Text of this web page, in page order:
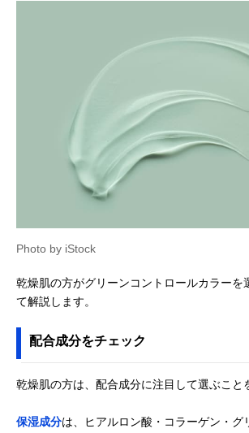
Photo by iStock
乾燥肌の方がグリーンコントロールカラーを
て解説します。
配合成分をチェック
乾燥肌の方は、配合成分に注目して選ぶこと
保湿成分は、ヒアルロン酸・コラーゲン・グ